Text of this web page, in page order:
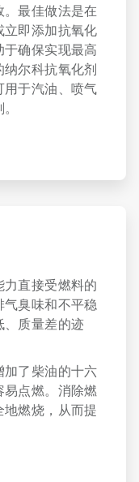
最佳做法是在
即添加抗氧化
确保实现最高
尔科抗氧化剂
于汽油、喷气
直接受燃料的
臭味和不平稳
、质量差的迹
了柴油的十六
点燃。消除燃
燃烧，从而提